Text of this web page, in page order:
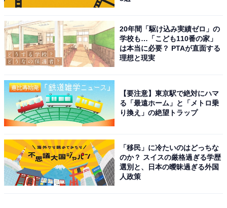
20年間「駆け込み実績ゼロ」の
学校も…「こども110番の家」
は本当に必要？ PTAが直面する
理想と現実
【要注意】東京駅で絶対にハマ
る「最遠ホーム」と「メトロ乗
り換え」の絶望トラップ
「移民」に冷たいのはどっちな
のか？ スイスの厳格過ぎる学歴
選別と、日本の曖昧過ぎる外国
人政策